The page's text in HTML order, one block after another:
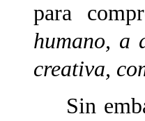
para
humano, a
creativa,
Sin